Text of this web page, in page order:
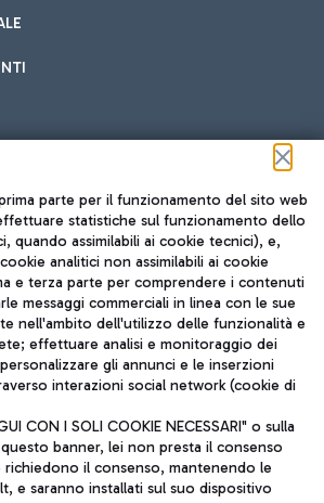
TRAVEL JOURNAL
ITA
parte per il funzionamento del sito web
statistiche sul funzionamento dello
quando assimilabili ai cookie tecnici), e,
analitici non assimilabili ai cookie
e terza parte per comprendere i contenuti
messaggi commerciali in linea con le sue
nell'ambito dell'utilizzo delle funzionalità e
effettuare analisi e monitoraggio dei
gli annunci e le inserzioni
interazioni social network (cookie di
CON I SOLI COOKIE NECESSARI" o sulla
banner, lei non presta il consenso
il consenso, mantenendo le
e saranno installati sul suo dispositivo